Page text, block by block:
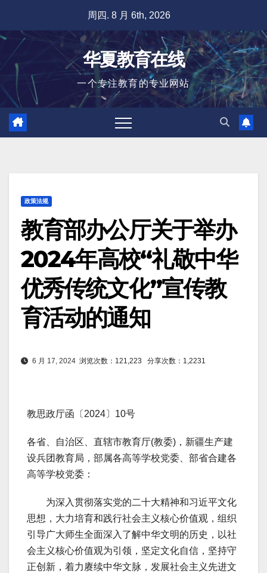
容
周四. 8 月 6th, 2026
华夏教育在线
一个专注教育的专业网站
政策法规
教育部办公厅关于举办
2024年高校“礼敬中华
优秀传统文化”宣传教
育活动的通知
6 月 17, 2024 浏览次数：121,223 分享次数：1,2231
教思政厅函〔2024〕10号
各省、自治区、直辖市教育厅(教委)，新疆生产建
设兵团教育局，部属各高等学校党委、部省合建各
高等学校党委：
为深入贯彻落实党的二十大精神和习近平文化
思想，大力培育和践行社会主义核心价值观，组织
引导广大师生全面深入了解中华文明的历史，以社
会主义核心价值观为引领，坚定文化自信，坚持守
正创新，着力赓续中华文脉，发展社会主义先进文